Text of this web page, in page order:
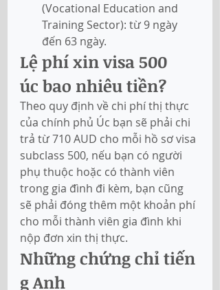
(Vocational Education and
Training Sector): từ 9 ngày
đến 63 ngày.
Lệ phí xin visa 500
úc bao nhiêu tiền?
Theo quy định về chi phí thị thực
của chính phủ Úc bạn sẽ phải chi
trả từ 710 AUD cho mỗi hồ sơ visa
subclass 500, nếu bạn có người
phụ thuộc hoặc có thành viên
trong gia đình đi kèm, bạn cũng
sẽ phải đóng thêm một khoản phí
cho mỗi thành viên gia đình khi
nộp đơn xin thị thực.
Những chứng chỉ tiến
g Anh